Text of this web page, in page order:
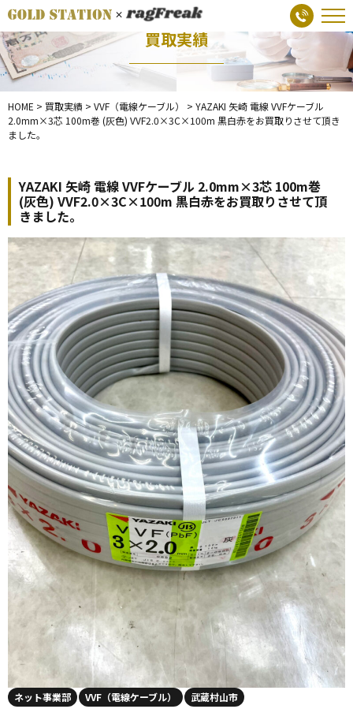
買取実績
HOME > 買取実績 > VVF（電線ケーブル） > YAZAKI 矢崎 電線 VVFケーブル
2.0mm×3芯 100m巻 (灰色) VVF2.0×3C×100m 黒白赤をお買取りさせて頂き
ました。
YAZAKI 矢崎 電線 VVFケーブル 2.0mm×3芯 100m巻
(灰色) VVF2.0×3C×100m 黒白赤をお買取りさせて頂
きました。
ネット事業部 VVF（電線ケーブル） 武蔵村山市